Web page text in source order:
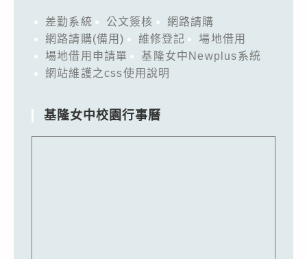
差勤系統 公文簽核
網路請購
網路請購(備用)
維修登記
場地借用
場地借用申請單
基隆女中Newplus系統
網站維護之css使用說明
基隆女中校園行事曆